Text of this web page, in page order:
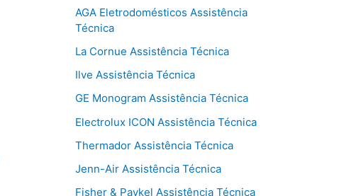
AGA Eletrodomésticos Assistência
Técnica
La Cornue Assistência Técnica
Ilve Assistência Técnica
GE Monogram Assistência Técnica
Electrolux ICON Assistência Técnica
Thermador Assistência Técnica
Jenn-Air Assistência Técnica
Fisher & Paykel Assistência Técnica